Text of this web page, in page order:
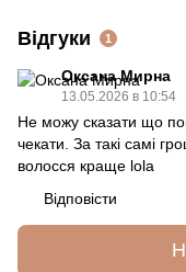
Відгуки 1
Оксана Мирна
13.05.2026 в 10:54
Не можу сказати що
чекати. За такі самі
волосся краще lola
Відповісти